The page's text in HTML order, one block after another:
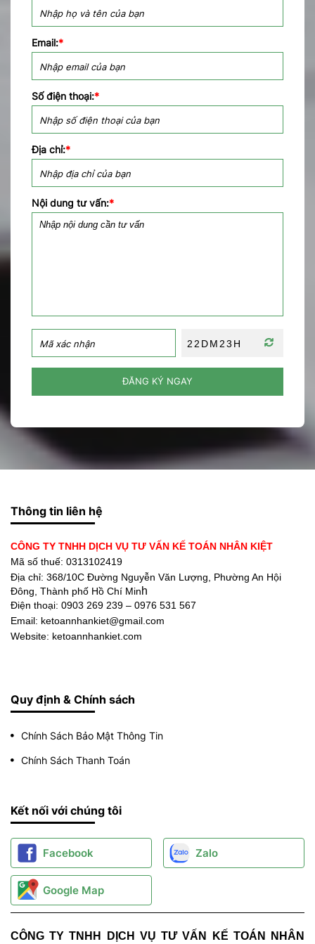
Email:*
Số điện thoại:*
Địa chỉ:*
Nội dung tư vấn:*
ĐĂNG KÝ NGAY
Thông tin liên hệ
CÔNG TY TNHH DỊCH VỤ TƯ VẤN KẾ TOÁN NHÂN KIỆT
Mã số thuế: 0313102419
Địa chỉ: 368/10C Đường Nguyễn Văn Lượng, Phường An Hội
Đông, Thành phố Hồ Chí Minh
Điện thoại: 0903 269 239 – 0976 531 567
Email: ketoannhankiet@gmail.com
Website: ketoannhankiet.com
Quy định & Chính sách
Chính Sách Bảo Mật Thông Tin
Chính Sách Thanh Toán
Kết nối với chúng tôi
Facebook Zalo
Google Map
CÔNG TY TNHH DỊCH VỤ TƯ VẤN KẾ TOÁN NHÂN